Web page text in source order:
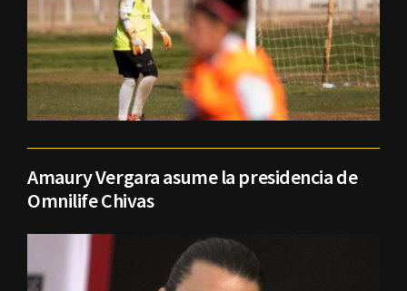
Amaury Vergara asume la presidencia de
Omnilife Chivas